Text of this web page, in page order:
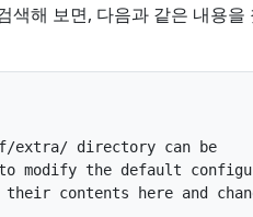
해 보면, 다음과 같은 내용을
extra/ directory can be
modify the default
contents here and